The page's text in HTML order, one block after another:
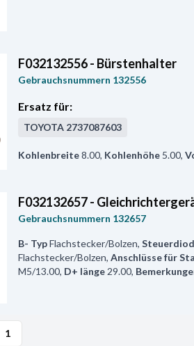
F032132556 - Bürstenhalter
Gebrauchsnummern 132556
Ersatz für:
TOYOTA 2737087603
Kohlenbreite8.00, Kohlenhöhe 5.00,
F032132657 -
Gebrauchsnummern 132657
B- TypFlachstecker/Bolzen,
Flachstecker/Bolzen, Anschlüsse für
M5/13.00, D+ länge29.00,
1